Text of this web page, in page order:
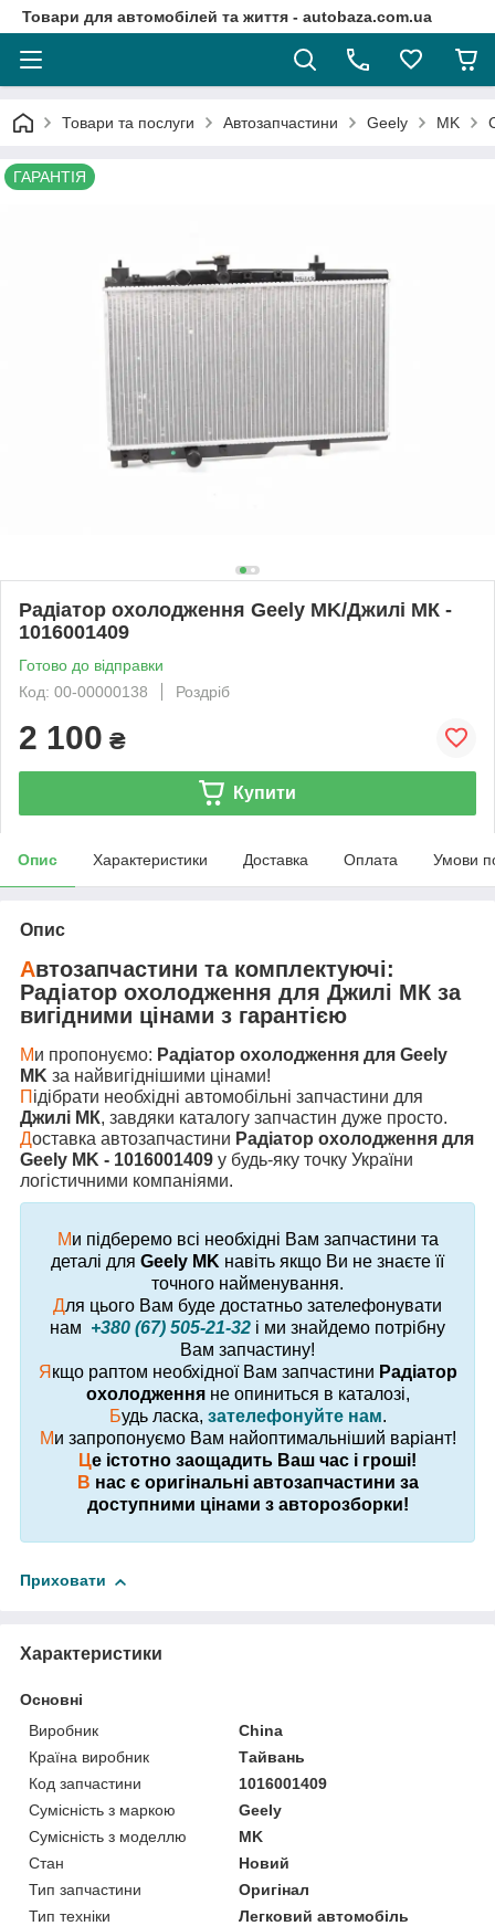
Товари для автомобілей та життя - autobaza.com.ua
Товари та послуги Автозапчастини Geely MK
ГАРАНТІЯ
Радіатор охолодження Geely MK/Джилі МК -
1016001409
Готово до відправки
Код: 00-00000138
Роздріб
2 100 ₴
Купити
Опис Характеристики Доставка Оплата Умови
Опис
Автозапчастини та комплектуючі:
Радіатор охолодження для Джилі МК за
вигідними цінами з гарантією
Ми пропонуємо: Радіатор охолодження для Geely
MK за найвигіднішими цінами!
П ідібрати необхідні автомобільні запчастини для
Джилі МК, завдяки каталогу запчастин дуже просто.
Доставка автозапчастини Радіатор охолодження для
Geely MK - 1016001409 у будь-яку точку України
логістичними компаніями.
Ми підберемо всі необхідні Вам запчастини та
деталі для Geely MK навіть якщо Ви не знаєте її
точного найменування.
Для цього Вам буде достатньо зателефонувати
нам +380 (67) 505-21-32 і ми знайдемо потрібну
Вам запчастину!
Я кщо раптом необхідної Вам запчастини Радіатор
охолодженняне опиниться в каталозі,
Будь ласка, зателефонуйте нам.
Ми запропонуємо Вам найоптимальніший варіант!
Це істотно заощадить Ваш час і гроші!
В нас є оригінальні автозапчастини за
доступними цінами з авторозборки!
Приховати
Характеристики
Основні
Виробник
China
Країна виробник
Тайвань
Код запчастини
1016001409
Сумісність з маркою
Geely
Сумісність з моделлю
MK
Стан
Новий
Тип запчастини
Оригінал
Тип техніки
Легковий автомобіль